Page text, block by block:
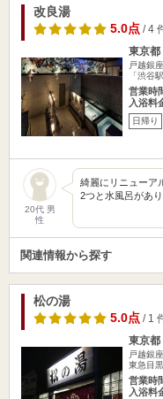
改良湯
5.0点/ 4
東京都
戸越銀
「渋谷
営業時
入浴料
日帰り
20代 男
性
綺麗にリニューア
2つと水風呂があ
関連情報から探す
松の湯
5.0点/ 1
東京都
戸越銀
東急目
営業時
入浴料